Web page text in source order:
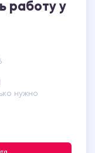
работу у
нужно